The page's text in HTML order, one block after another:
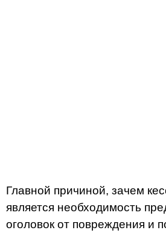
Главной причиной, зачем
является необходимость
оголовок от повреждения и